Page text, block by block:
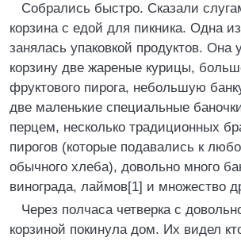
Собрались быстро. Сказали
корзина с едой для пикника. Одна
занялась упаковкой продуктов. Она
корзину две жареные курицы,
фруктового пирога, небольшую
две маленькие специальные
перцем, несколько традиционных
пирогов (которые подавались к
обычного хлеба), довольно много
винограда, лаймов[1] и множество
Через полчаса четверка с
корзиной покинула дом. Их видел